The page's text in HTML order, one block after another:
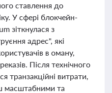
ставлення до
У сфері блокчейн-
зіткнулася з
адрес", які
в оману,
Після технічного
транзакційні витрати,
масштабними та